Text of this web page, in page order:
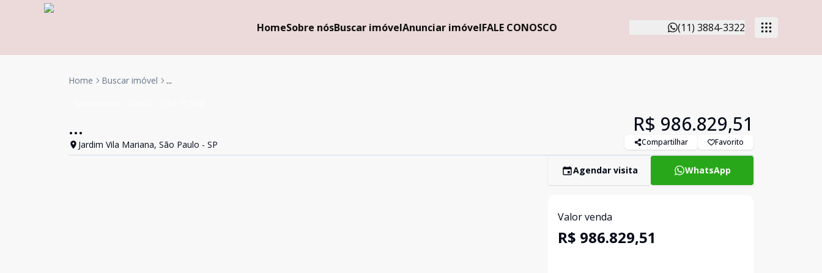
HomeSobre nósBuscar imóvelAnunciar imóvelFALE CONOSCO (11) 3884-3322
Home Buscar imóvel ...
...
Jardim Vila Mariana, São Paulo - SP
R$ 986.829,51
Compartilhar Favorito
Agendar visita WhatsApp
Valor venda
R$ 986.829,51